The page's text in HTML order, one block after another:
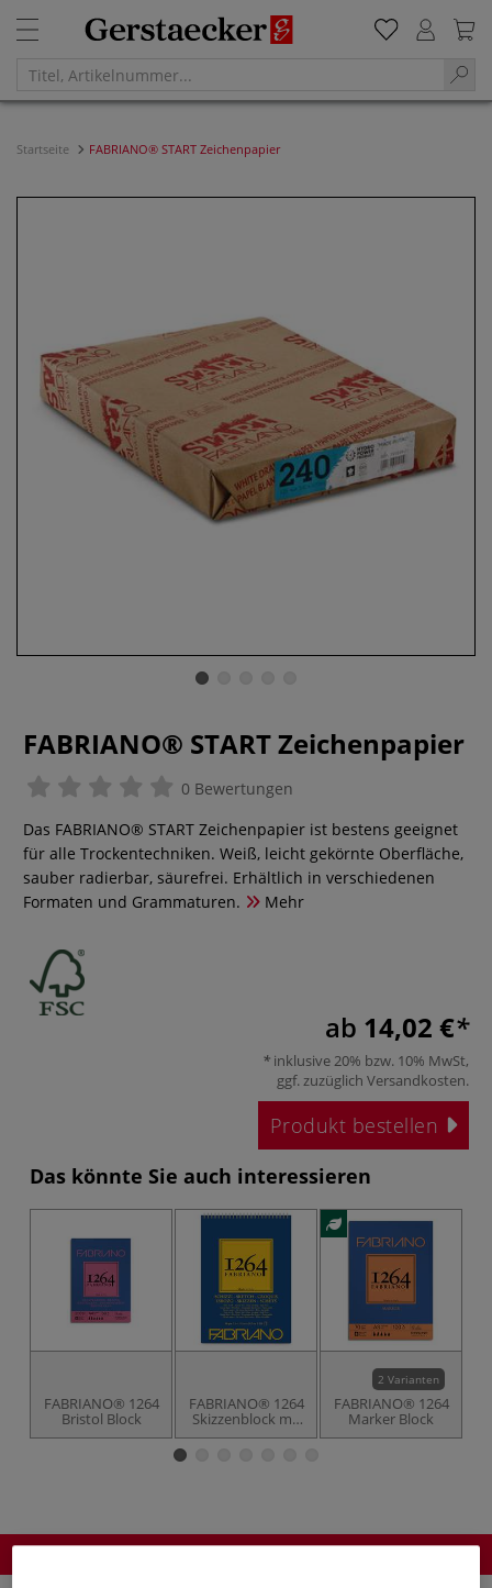
Startseite FABRIANO® START Zeichenpapier
FABRIANO® START Zeichenpapier
0 Bewertungen
Das FABRIANO® START Zeichenpapier ist bestens geeignet
für alle Trockentechniken. Weiß, leicht gekörnte Oberfläche,
sauber radierbar, säurefrei. Erhältlich in verschiedenen
Formaten und Grammaturen.
Mehr
ab 14,02 €
inklusive 20% bzw. 10% MwSt,
ggf. zuzüglich Versandkosten.
Produkt bestellen
Das könnte Sie auch interessieren
FABRIANO® 1264
Bristol Block
FABRIANO® 1264
Skizzenblock mit
Spiralbindung
2 Varianten
FABRIANO® 1264
Marker Block
Produkt bestellen